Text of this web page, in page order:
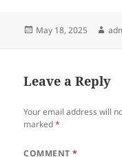
Posted
May 18, 2025
Leave a Reply
Your email address will
marked*
COMMENT*